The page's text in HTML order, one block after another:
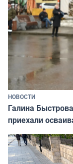
НОВОСТИ
Галина
приехали